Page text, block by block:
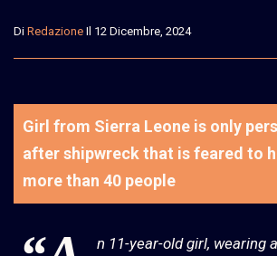
Di Redazione Il 12 Dicembre, 2024
Girl from Sierra Leone is only
after shipwreck that is feared to
more than 40 people
n 11-year-old girl, wearing